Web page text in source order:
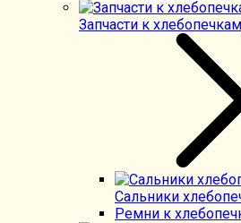
Запчасти к хлебопечкам
Сальники
Ремни к